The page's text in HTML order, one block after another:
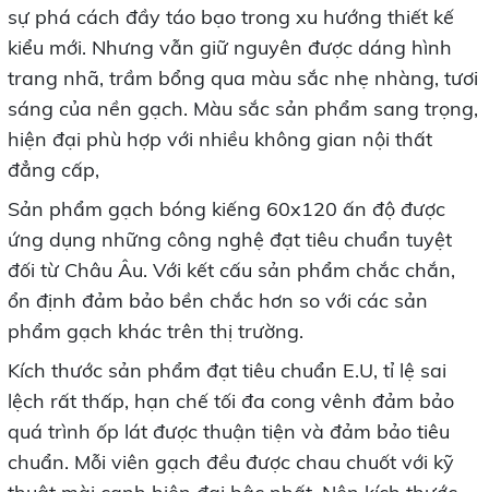
sự phá cách đầy táo bạo trong xu hướng thiết kế
kiểu mới. Nhưng vẫn giữ nguyên được dáng hình
trang nhã, trầm bổng qua màu sắc nhẹ nhàng, tươi
sáng của nền gạch. Màu sắc sản phẩm sang trọng,
hiện đại phù hợp với nhiều không gian nội thất
đẳng cấp,
Sản phẩm gạch bóng kiếng 60x120 ấn độ được
ứng dụng những công nghệ đạt tiêu chuẩn tuyệt
đối từ Châu Âu. Với kết cấu sản phẩm chắc chắn,
ổn định đảm bảo bền chắc hơn so với các sản
phẩm gạch khác trên thị trường.
Kích thước sản phẩm đạt tiêu chuẩn E.U, tỉ lệ sai
lệch rất thấp, hạn chế tối đa cong vênh đảm bảo
quá trình ốp lát được thuận tiện và đảm bảo tiêu
chuẩn. Mỗi viên gạch đều được chau chuốt với kỹ